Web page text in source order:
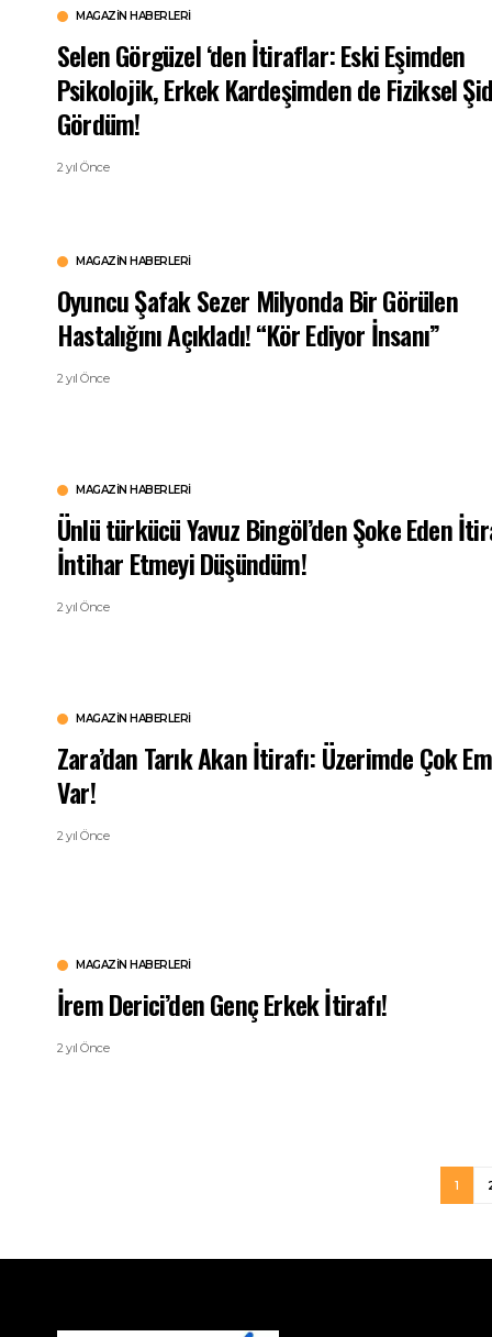
MAGAZIN HABERLERI
Selen Görgüzel ‘den İtiraflar: Eski Eşimden
Psikolojik, Erkek Kardeşimden de Fiziksel
Gördüm!
2 yıl Önce
MAGAZIN HABERLERI
Oyuncu Şafak Sezer Milyonda Bir Görülen
Hastalığını Açıkladı! “Kör Ediyor İnsanı”
2 yıl Önce
MAGAZIN HABERLERI
Ünlü türkücü Yavuz Bingöl’den Şoke Eden
İntihar Etmeyi Düşündüm!
2 yıl Önce
MAGAZIN HABERLERI
Zara’dan Tarık Akan İtirafı: Üzerimde Çok
Var!
2 yıl Önce
MAGAZIN HABERLERI
İrem Derici’den Genç Erkek İtirafı!
2 yıl Önce
1